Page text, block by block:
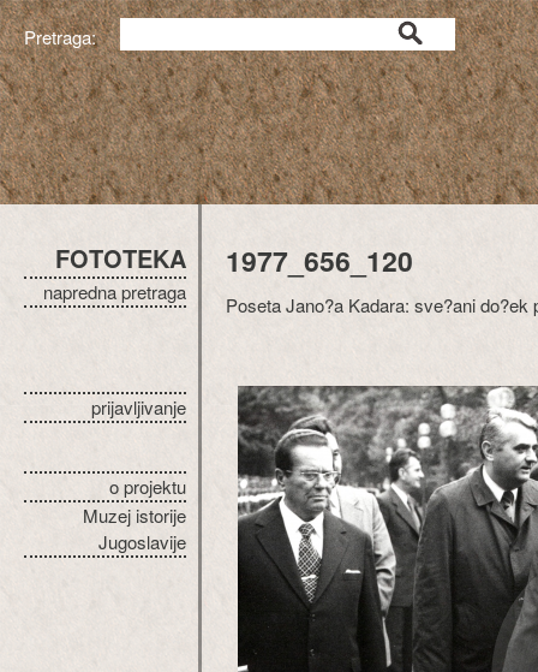
Pretraga:
FOTOTEKA
napredna pretraga
prijavljivanje
o projektu
Muzej istorije
Jugoslavije
1977_656_120
Poseta Jano?a Kadara: sve?ani